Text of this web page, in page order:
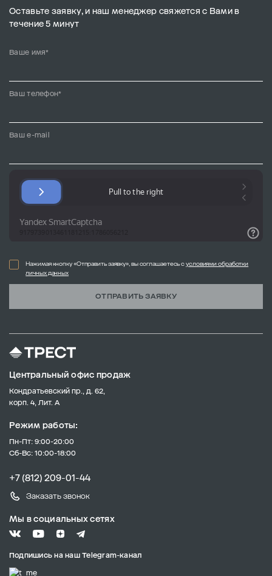
Оставьте заявку, и наш менеджер свяжется с Вами в
течение 5 минут
Ваше имя*
Ваш телефон*
Ваш e-mail
Нажимая кнопку «Отправить заявку», вы соглашаетесь сусловиями обработки
личных данных
ОТПРАВИТЬ ЗАЯВКУ
Центральный офис продаж
Кондратьевский пр., д. 62,
корп. 4, Лит. А
Режим работы:
Пн-Пт: 9:00-20:00
Сб-Вс: 10:00-18:00
+7 (812) 209-01-44
Заказать звонок
Мы в социальных сетях
Подпишись на наш Telegram-канал